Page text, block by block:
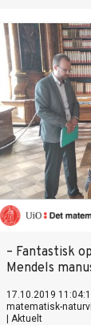
– Fantastisk
Mendels
17.10.2019
matematisk-
Aktuelt